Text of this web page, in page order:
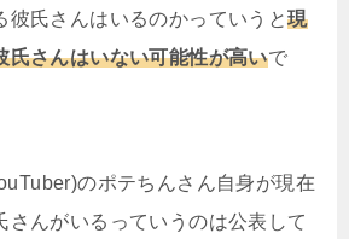
彼氏さんはいるのかっていうと現
氏さんはいない可能性が高いで
のポテちんさん自身が現在
さんがいるっていうのは公表して